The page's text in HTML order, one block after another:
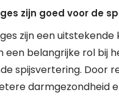
zijn goed voor de
zijn een
een belangrijke rol bij
spijsvertering. Door
darmgezondheid